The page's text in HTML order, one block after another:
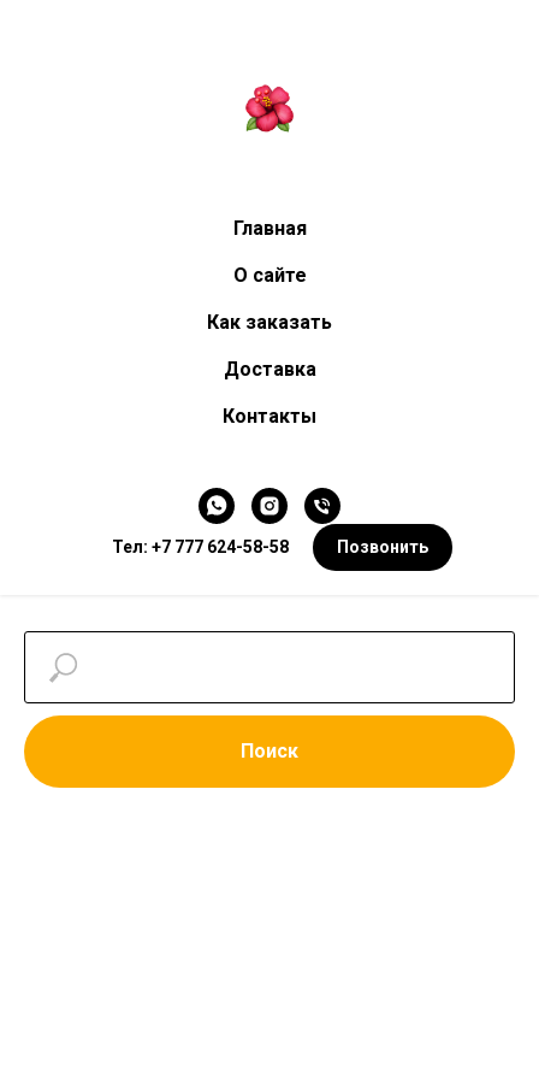
Главная
О сайте
Как заказать
Доставка
Контакты
Тел: +7 777 624-58-58 Позвонить
Поиск